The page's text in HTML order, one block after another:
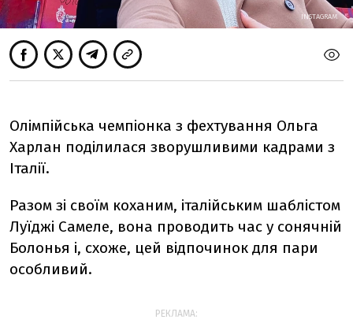
INSTAGRAM
Олімпійська чемпіонка з фехтування Ольга
Харлан поділилася зворушливими кадрами з
Італії.
Разом зі своїм коханим, італійським шаблістом
Луїджі Самеле, вона проводить час у сонячній
Болонья і, схоже, цей відпочинок для пари
особливий.
РЕКЛАМА: